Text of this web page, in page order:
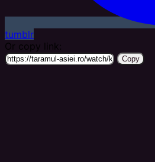
tumblr
Or copy link:
Copy